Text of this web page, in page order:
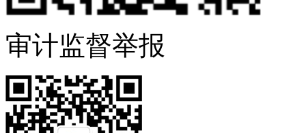
审计监督举报